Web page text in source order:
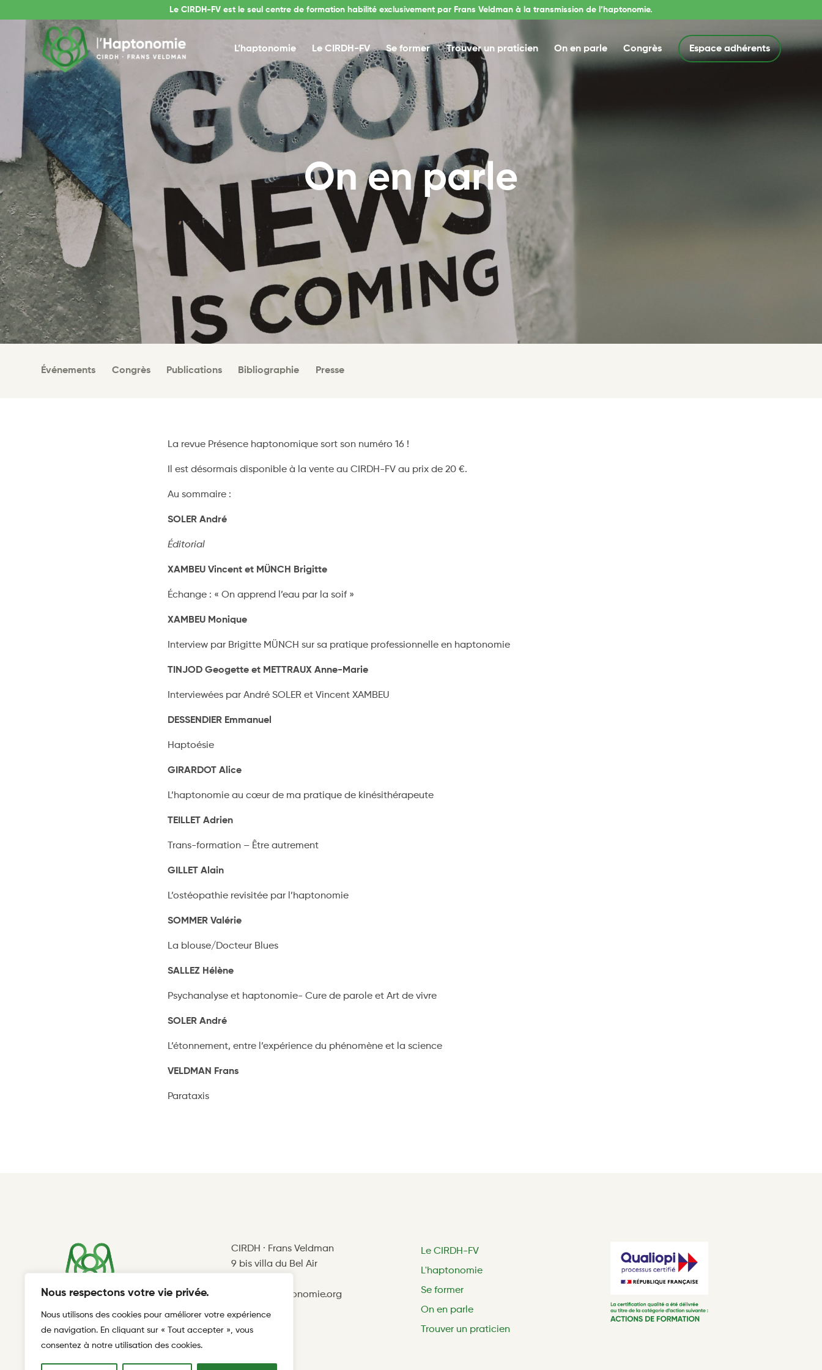
Nous respectons votre vie privée.
Nous utilisons des cookies pour améliorer votre expérience
de navigation. En cliquant sur « Tout accepter », vous
consentez à notre utilisation des cookies.
Le CIRDH-FV est le seul centre de formation habilité exclusivement par Frans Veldman à la transmission de l’haptonomie.
L’haptonomie Le CIRDH-FV Se former Trouver un praticien On en parle Congrès Espace adhérents
On en parle
Événements Congrès Publications Bibliographie Presse
La revue Présence haptonomique sort son numéro 16 !
Il est désormais disponible à la vente au CIRDH-FV au prix de 20 €.
Au sommaire :
SOLER André
Éditorial
XAMBEU Vincent et MÜNCH Brigitte
Échange : « On apprend l’eau par la soif »
XAMBEU Monique
Interview par Brigitte MÜNCH sur sa pratique professionnelle en haptonomie
TINJOD Geogette et METTRAUX Anne-Marie
Interviewées par André SOLER et Vincent XAMBEU
DESSENDIER Emmanuel
Haptoésie
GIRARDOT Alice
L’haptonomie au cœur de ma pratique de kinésithérapeute
TEILLET Adrien
Trans-formation – Être autrement
GILLET Alain
L’ostéopathie revisitée par l’haptonomie
SOMMER Valérie
La blouse/Docteur Blues
SALLEZ Hélène
Psychanalyse et haptonomie- Cure de parole et Art de vivre
SOLER André
L’étonnement, entre l’expérience du phénomène et la science
VELDMAN Frans
Parataxis
CIRDH · Frans Veldman
9 bis villa du Bel Air
cirdhfv@haptonomie.org
Le CIRDH-FV
L'haptonomie
Se former
On en parle
Trouver un praticien